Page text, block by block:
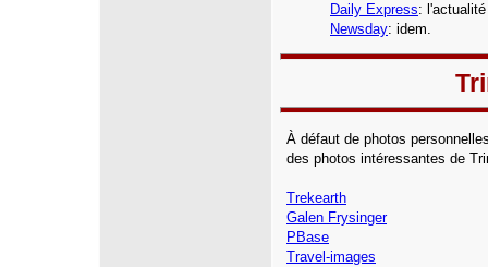
Daily Express:
Newsday: idem.
À défaut de photos
des photos intéressantes de
Trekearth
Galen Frysinger
PBase
Travel-images